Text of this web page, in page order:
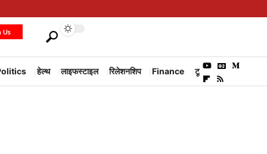
Us
हेल्थ लाइफस्टाइल रिलेशनशिप Finance टूरिज्म